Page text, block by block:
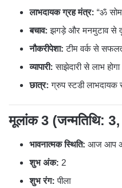
लाभदायक ग्रह मंत्र: “ॐ
बचाव: झगड़े और मनमुटाव से
नौकरीपेशा: टीम वर्क से
व्यापारी: साझेदारी से लाभ होगा
छात्र: ग्रुप स्टडी लाभदायक
मूलांक 3 (जन्मतिथि:
भावनात्मक स्थिति: आज आप
शुभ अंक: 2
शुभ रंग: पीला